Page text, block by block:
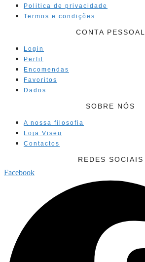
Politica de privacidade
Termos e condições
CONTA PESSOAL
Login
Perfil
Encomendas
Favoritos
Dados
SOBRE NÓS
A nossa filosofia
Loja Viseu
Contactos
REDES SOCIAIS
Facebook